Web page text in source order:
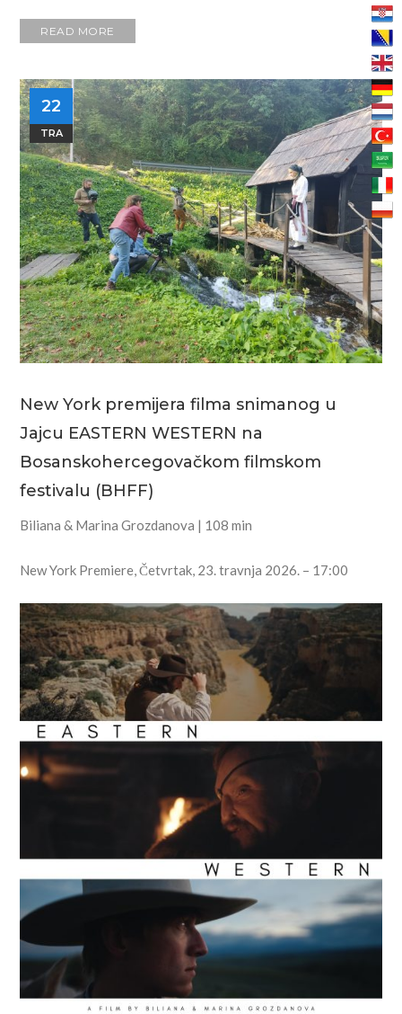
READ MORE
22
TRA
New York premijera filma snimanog u
Jajcu EASTERN WESTERN na
Bosanskohercegovačkom filmskom
festivalu (BHFF)
Biliana & Marina Grozdanova | 108 min
New York Premiere, Četvrtak, 23. travnja 2026. – 17:00